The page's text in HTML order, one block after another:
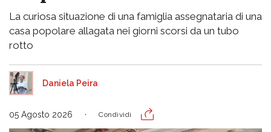
La curiosa situazione di una famiglia assegnataria di una
casa popolare allagata nei giorni scorsi da un tubo
rotto
Daniela Peira
05 Agosto 2026 Condividi